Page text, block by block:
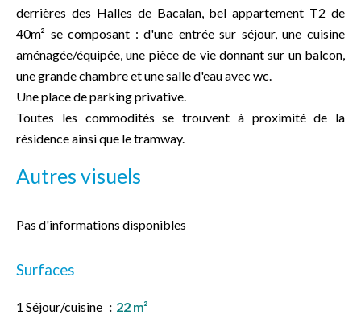
derrières des Halles de Bacalan, bel appartement T2 de
40m² se composant : d'une entrée sur séjour, une cuisine
aménagée/équipée, une pièce de vie donnant sur un balcon,
une grande chambre et une salle d'eau avec wc.
Une place de parking privative.
Toutes les commodités se trouvent à proximité de la
résidence ainsi que le tramway.
Autres visuels
Pas d'informations disponibles
Surfaces
1 Séjour/cuisine
22 m²